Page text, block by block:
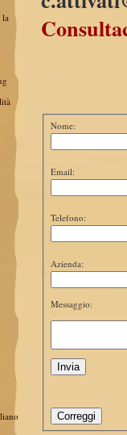
la
Nome:
Email:
Telefono:
Azienda:
Messaggio: